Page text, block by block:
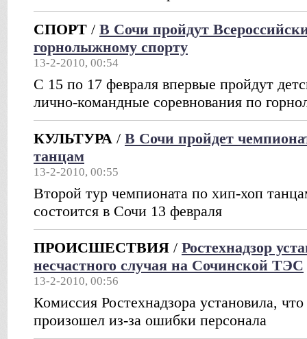
СПОРТ / В Сочи пройдут
горнолыжному спорту
13-2-2010, 00:54
С 15 по 17 февраля впервые пройдут
лично-командные соревнования по
КУЛЬТУРА / В Сочи пройдет
танцам
13-2-2010, 00:55
Второй тур чемпионата по хип-хоп
состоится в Сочи 13 февраля
ПРОИСШЕСТВИЯ / Ростехнадзор
несчастного случая на Сочинской ТЭС
13-2-2010, 00:56
Комиссия Ростехнадзора установила,
произошел из-за ошибки персонала